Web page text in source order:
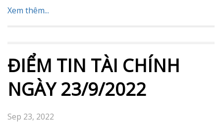
Xem thêm...
ĐIỂM TIN TÀI CHÍNH
NGÀY 23/9/2022
Sep 23, 2022